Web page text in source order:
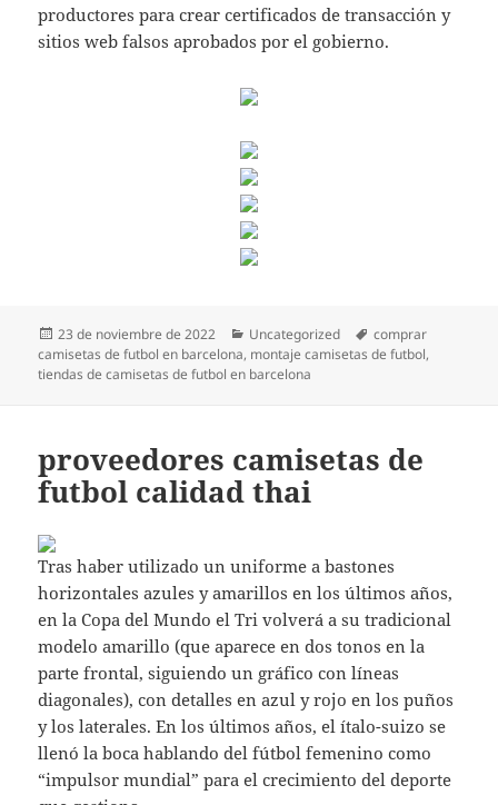
productores para crear certificados de transacción y
sitios web falsos aprobados por el gobierno.
Publicado
el
23 de noviembre de 2022 Categorías
Uncategorized Etiquetas
comprar
camisetas de futbol en barcelona, montaje camisetas de futbol,
tiendas de camisetas de futbol en barcelona
proveedores camisetas de
futbol calidad thai
Tras haber utilizado un uniforme a bastones
horizontales azules y amarillos en los últimos años,
en la Copa del Mundo el Tri volverá a su tradicional
modelo amarillo (que aparece en dos tonos en la
parte frontal, siguiendo un gráfico con líneas
diagonales), con detalles en azul y rojo en los puños
y los laterales. En los últimos años, el ítalo-suizo se
llenó la boca hablando del fútbol femenino como
“impulsor mundial” para el crecimiento del deporte